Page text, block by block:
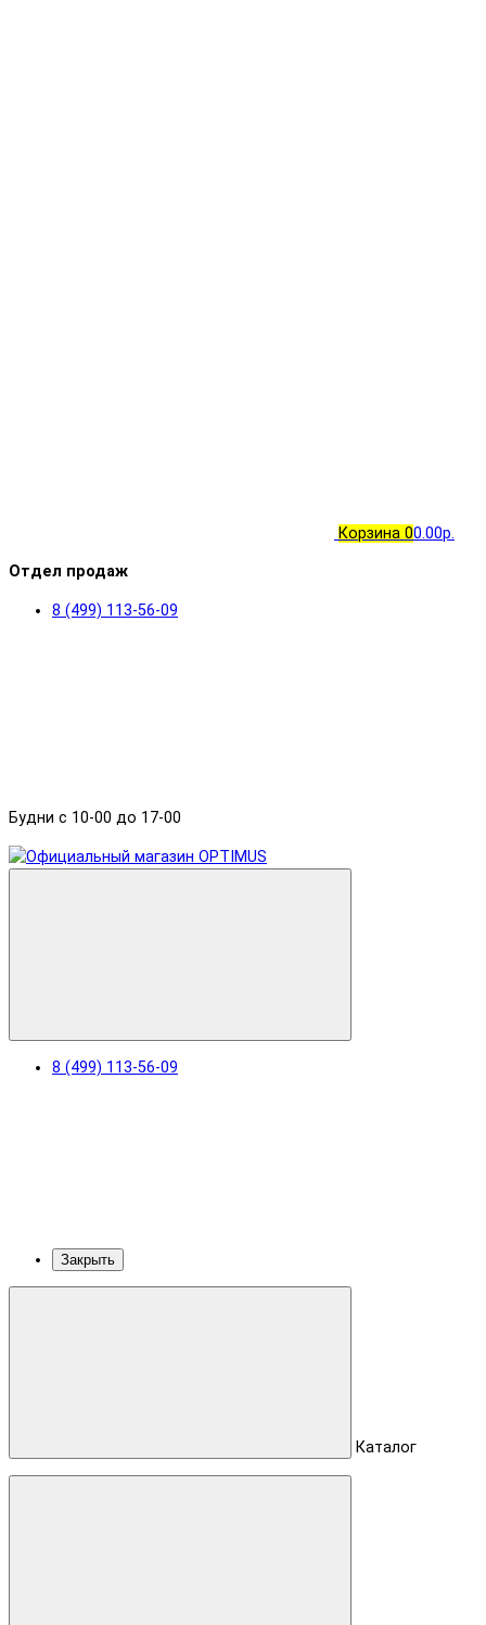
Корзина 00.00р.
Отдел продаж
8 (499) 113-56-09
Будни с 10-00 до 17-00
8 (499) 113-56-09
Закрыть
Каталог